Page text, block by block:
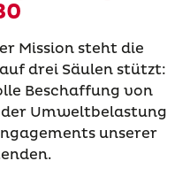
Mission steht die
drei Säulen stützt:
Beschaffung von
Umweltbelastung
unserer